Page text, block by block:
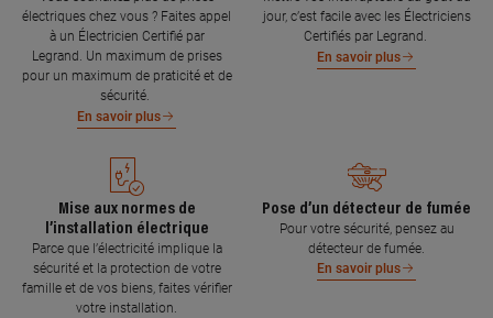
électriques chez vous ? Faites appel
à un Électricien Certifié par
Legrand. Un maximum de prises
pour un maximum de praticité et de
sécurité.
En savoir plus
jour, c’est facile avec les Électriciens
Certifiés par Legrand.
En savoir plus
Mise aux normes de
l’installation électrique
Parce que l’électricité implique la
sécurité et la protection de votre
famille et de vos biens, faites vérifier
votre installation.
Pose d’un détecteur de fumée
Pour votre sécurité, pensez au
détecteur de fumée.
En savoir plus